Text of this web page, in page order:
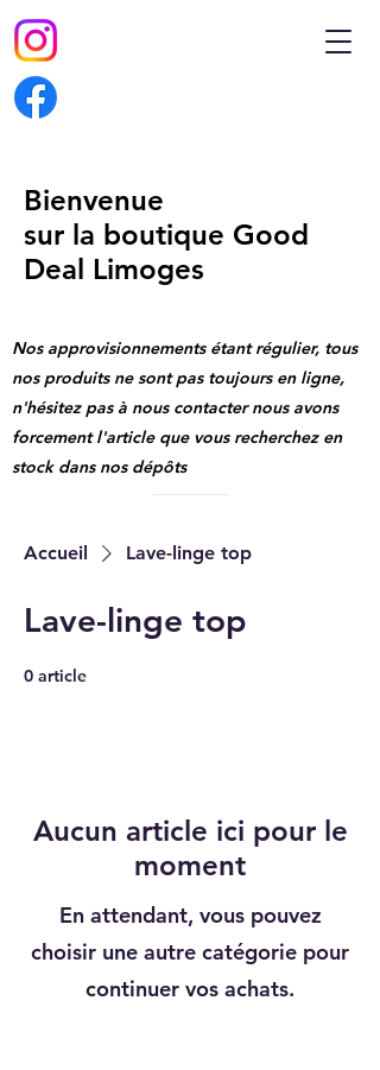
Bienvenue
sur la boutique Good
Deal Limoges
Nos approvisionnements étant régulier, tous
nos produits ne sont pas toujours en ligne,
n'hésitez pas à nous contacter nous avons
forcement l'article que vous recherchez en
stock dans nos dépôts
Accueil Lave-linge top
Lave-linge top
0 article
Aucun article ici pour le
moment
En attendant, vous pouvez
choisir une autre catégorie pour
continuer vos achats.